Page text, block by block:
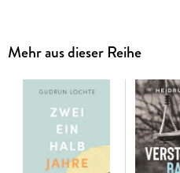
Pflegeanbieter mit 500
Gesundheit verbessert sich mit
dass der Krankenstand
die Menschen, für den
4-Tage-Woche geht in jeder
beim Lesen kann ein Betrieb
Zitate von Praktikerinnen und
schon seit 2020 und es
Mehr aus dieser Reihe